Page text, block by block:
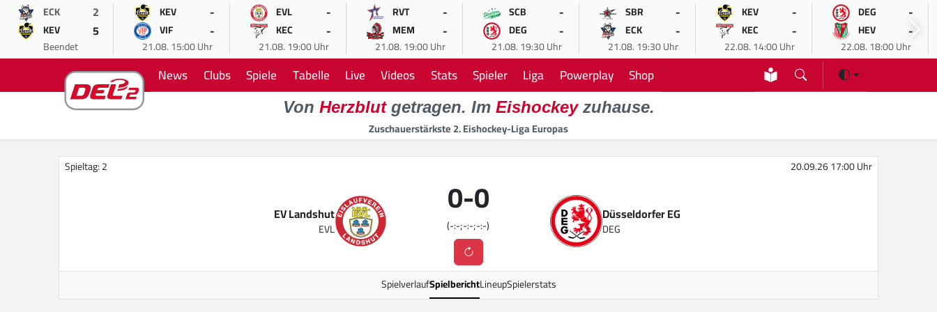
ECK 2
KEV 5
Beendet
KEV -
VIF -
21.08. 15:00 Uhr
EVL -
KEC -
21.08. 19:00 Uhr
RVT -
MEM -
21.08. 19:00 Uhr
SCB -
DEG -
21.08. 19:30 Uhr
SBR -
ECK -
21.08. 19:30 Uhr
KEV -
KEC -
22.08. 14:00 Uhr
DEG -
HEV -
22.08. 18:00 Uhr
News Clubs Spiele Tabelle Live Videos Stats Spieler Liga Powerplay Shop
Von Herzblutgetragen. Im Eishockeyzuhause.
Zuschauerstärkste 2. Eishockey-Liga Europas
Spieltag: 2 20.09.26 17:00 Uhr
EV Landshut
EVL
0-0
(-:-;-:-;-:-)
Düsseldorfer EG
DEG
SpielverlaufSpielberichtLineupSpielerstats